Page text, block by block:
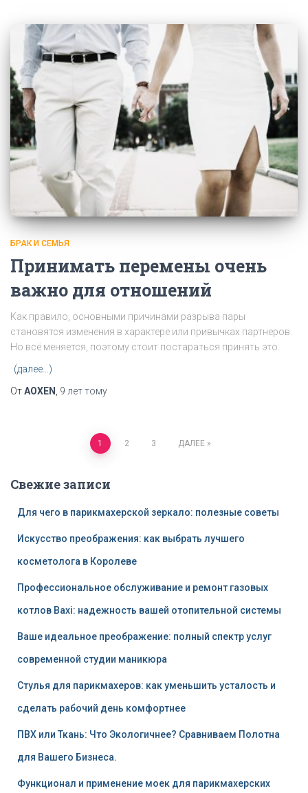
БРАК И СЕМЬЯ
Принимать перемены очень
важно для отношений
Как правило основными причинами разрыва пары
становятся изменения в характере или привычках партнеров
Но всё меняется поэтому стоит постараться принять это
(далее…)
ОтAOXEN 9 леттому
Навигация
по
записям
1 2 3 ДАЛЕЕ
Свежие записи
Для чего в парикмахерской зеркало: полезные советы
Искусство преображения: как выбрать лучшего
косметолога в Королеве
Профессиональное обслуживание и ремонт газовых
котлов Baxi: надежность вашей отопительной системы
Ваше идеальное преображение: полный спектр услуг
современной студии маникюра
Стулья для парикмахеров: как уменьшить усталость и
сделать рабочий день комфортнее
ПВХ или Ткань: Что Экологичнее? Сравниваем Полотна
для Вашего Бизнеса.
Функционал и применение моек для парикмахерских